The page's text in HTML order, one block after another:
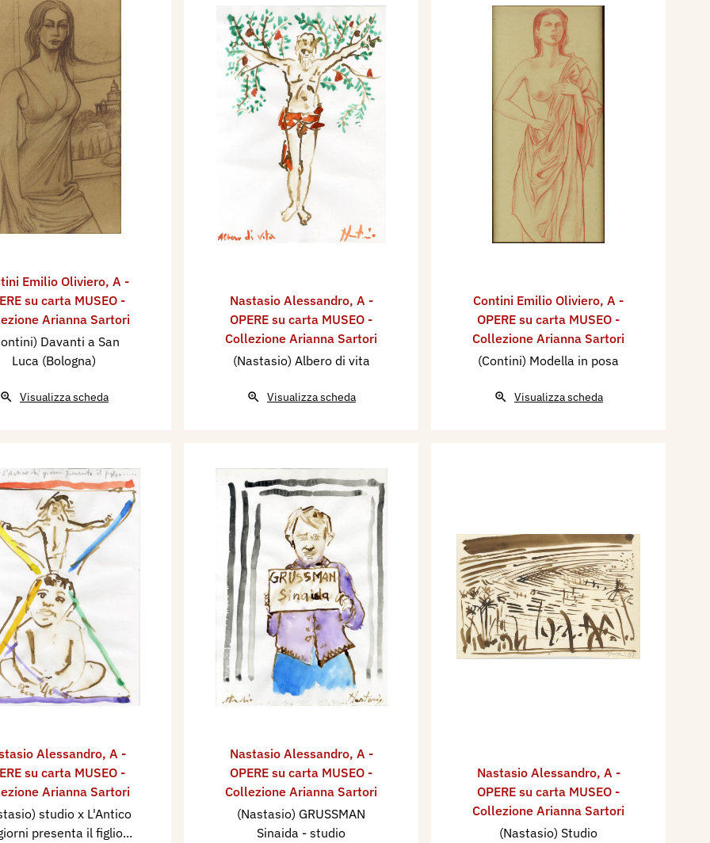
Emilio Oliviero, A -
su carta MUSEO -
Arianna Sartori
Davanti a San
Luca (Bologna)
Visualizza scheda
Nastasio Alessandro, A -
OPERE su carta MUSEO -
Collezione Arianna Sartori
(Nastasio) Albero di vita
Visualizza scheda
Contini Emilio Oliviero, A -
OPERE su carta MUSEO -
Collezione Arianna Sartori
(Contini) Modella in posa
Visualizza scheda
Alessandro, A -
su carta MUSEO -
Arianna Sartori
studio x L'Antico
presenta il figlio...
Nastasio Alessandro, A -
OPERE su carta MUSEO -
Collezione Arianna Sartori
(Nastasio) GRUSSMAN
Sinaida - studio
Nastasio Alessandro, A -
OPERE su carta MUSEO -
Collezione Arianna Sartori
(Nastasio) Studio